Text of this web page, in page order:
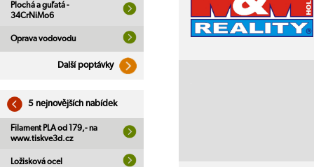
Plochá a guľatá -
34CrNiMo6
Oprava vodovodu
Další poptávky
5 nejnovějších nabídek
Filament PLA od 179,- na
www.tiskve3d.cz
Ložisková ocel